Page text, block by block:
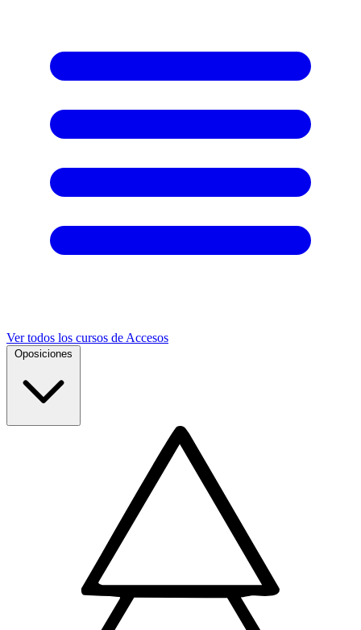
Ver todos los cursos de Accesos
Oposiciones